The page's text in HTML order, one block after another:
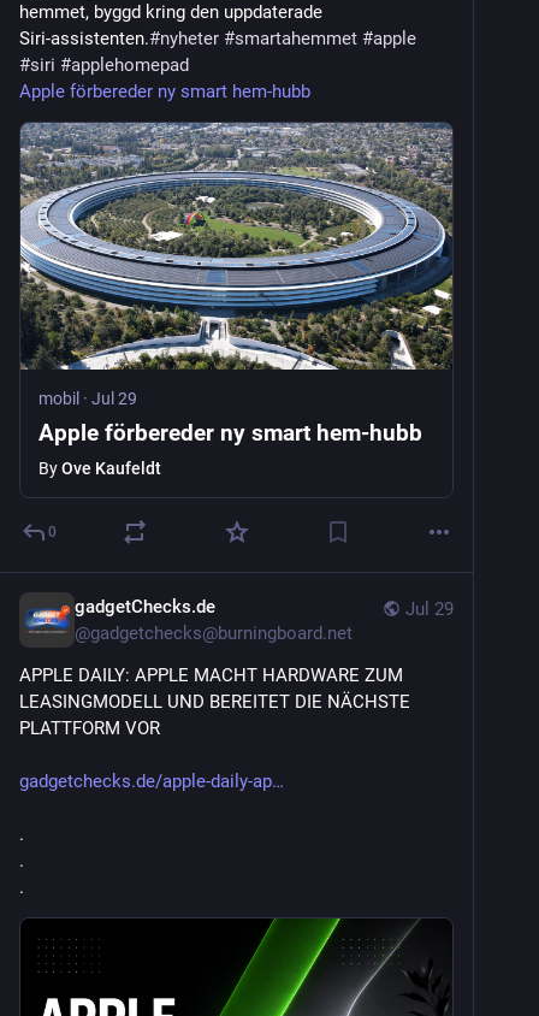
hemmet, byggd kring den uppdaterade
Siri‑assistenten.#nyheter #smartahemmet #apple
#siri #applehomepad
Apple förbereder ny smart hem‑hubb
mobil · Jul 29
Apple förbereder ny smart hem‑hubb
ByOve Kaufeldt
0
Jul 29
gadgetChecks.de
@gadgetchecks@burningboard.net
APPLE DAILY: APPLE MACHT HARDWARE ZUM
LEASINGMODELL UND BEREITET DIE NÄCHSTE
PLATTFORM VOR
gadgetchecks.de/apple-daily-ap
.
.
.